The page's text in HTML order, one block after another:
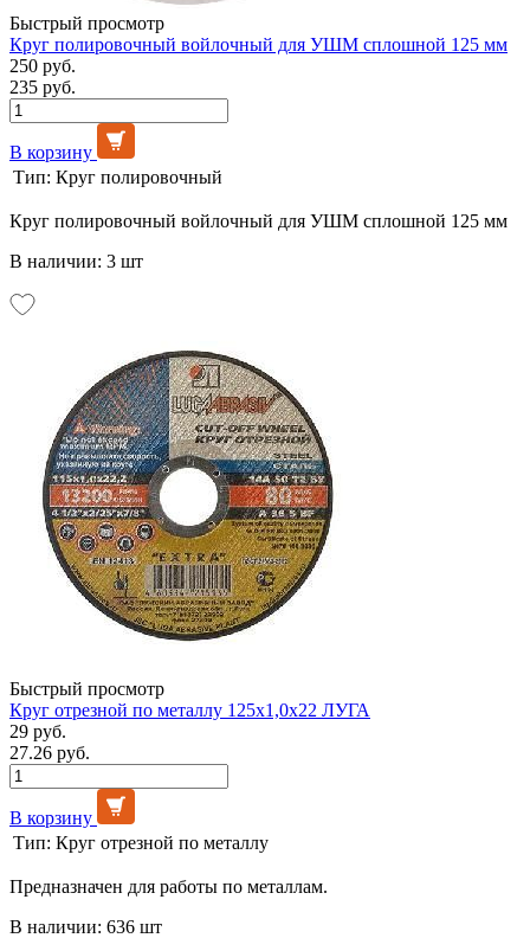
Быстрый просмотр
Круг полировочный войлочный для УШМ сплошной 125 мм
250 руб.
235 руб.
В корзину
Тип: Круг полировочный
Круг полировочный войлочный для УШМ сплошной 125 мм
В наличии: 3 шт
Быстрый просмотр
Круг отрезной по металлу 125х1,0х22 ЛУГА
29 руб.
27.26 руб.
В корзину
Тип: Круг отрезной по металлу
Предназначен для работы по металлам.
В наличии: 636 шт